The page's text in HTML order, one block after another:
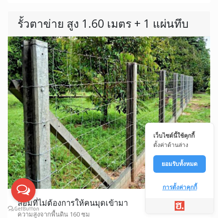
รั้วตาข่าย สูง 1.60 เมตร + 1 แผ่นทึบ
ล้อมที่ไม่ต้องการให้คนมุดเข้ามา
ความสูงจากพื้นดิน 160 ซม
เว็บไซต์นี้ใช้คุกกี้
ตั้งค่าด้านล่าง
ยอมรับทั้งหมด
การตั้งค่าคุกกี้